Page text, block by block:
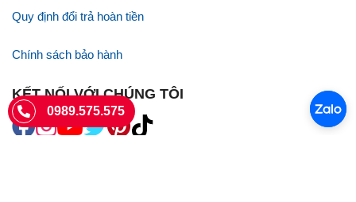
Quy định đổi trả hoàn tiền
Chính sách bảo hành
KẾT NỐI VỚI CHÚNG TÔI
0989.575.575